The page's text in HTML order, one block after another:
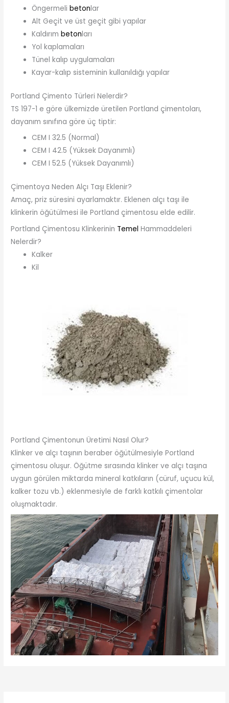
Öngermelibetonlar
Alt Geçit ve üst geçit gibi yapılar
Kaldırımbetonları
Yol kaplamaları
Tünel kalıp uygulamaları
Kayar-kalıp sisteminin kullanıldığı yapılar
Portland Çimento Türleri Nelerdir?
TS 197-1 e göre ülkemizde üretilen Portland çimentoları,
dayanım sınıfına göre üç tiptir:
CEM I 32.5 (Normal)
CEM I 42.5 (Yüksek Dayanımlı)
CEM I 52.5 (Yüksek Dayanımlı)
Çimentoya Neden Alçı Taşı Eklenir?
Amaç, priz süresini ayarlamaktır. Eklenen alçı taşı ile
klinkerin öğütülmesi ile Portland çimentosu elde edilir.
Portland Çimentosu Klinkerinin Temel Hammaddeleri
Nelerdir?
Kalker
Kil
Portland Çimentonun Üretimi Nasıl Olur?
Klinker ve alçı taşının beraber öğütülmesiyle Portland
çimentosu oluşur. Öğütme sırasında klinker ve alçı taşına
uygun görülen miktarda mineral katkıların (cüruf, uçucu kül,
kalker tozu vb.) eklenmesiyle de farklı katkılı çimentolar
oluşmaktadır.